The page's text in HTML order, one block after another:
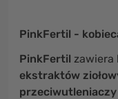
PinkFertil -
PinkFertil zawiera
ekstraktów